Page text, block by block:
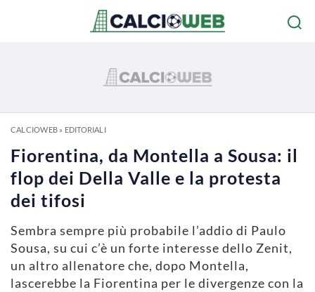
CALCIOWEB» EDITORIALI
Fiorentina, da Montella a Sousa: il
flop dei Della Valle e la protesta
dei tifosi
Sembra sempre più probabile l’addio di Paulo
Sousa, su cui c’è un forte interesse dello Zenit,
un altro allenatore che, dopo Montella,
lascerebbe la Fiorentina per le divergenze con la